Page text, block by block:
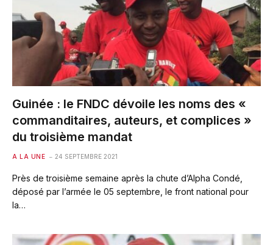
Guinée : le FNDC dévoile les noms des «
commanditaires, auteurs, et complices »
du troisième mandat
A LA UNE 24 SEPTEMBRE 2021
Près de troisième semaine après la chute d’Alpha Condé,
déposé par l’armée le 05 septembre, le front national pour
la…